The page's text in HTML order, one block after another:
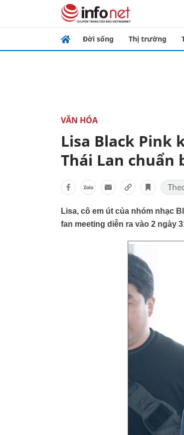
Đời sống Thị trường
VĂN HÓA
Lisa Black Pink
Thái Lan chuẩn
Lisa, cô em út của nhóm nhạc
fan meeting diễn ra vào 2 ngày